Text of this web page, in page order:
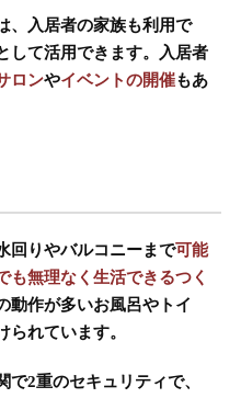
、入居者の家族も利用で
して活用できます。入居者
ロンやイベントの開催もあ
回りやバルコニーまで可能
も無理なく生活できるつく
動作が多いお風呂やトイ
られています。
2重のセキュリティで、